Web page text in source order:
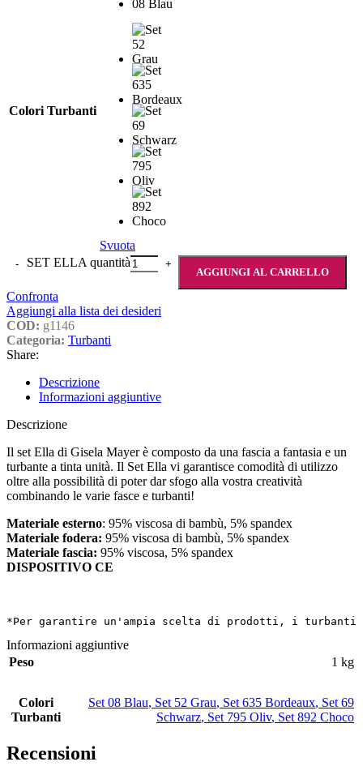
Colori Turbanti
Svuota
SET ELLA quantità
AGGIUNGI AL CARRELLO
Confronta
Aggiungi alla lista dei desideri
COD: g1146
Categoria: Turbanti
Share:
Descrizione
Informazioni aggiuntive
Descrizione
Il set Ella di Gisela Mayer è composto da una fascia a fantasia e un
turbante a tinta unità. Il Set Ella vi garantisce comodità di utilizzo
oltre alla possibilità di poter dar sfogo alla vostra creatività
combinando le varie fasce e turbanti!
Materiale esterno: 95% viscosa di bambù, 5% spandex
Materiale fodera: 95% viscosa di bambù, 5% spandex
Materiale fascia: 95% viscosa, 5% spandex
DISPOSITIVO CE
*Per garantire un'ampia scelta di prodotti, i turbanti
Informazioni aggiuntive
Peso
1 kg
Colori
Turbanti
Set 08 Blau, Set 52 Grau, Set 635 Bordeaux, Set 69
Schwarz, Set 795 Oliv, Set 892 Choco
Recensioni